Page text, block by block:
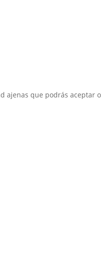
ajenas que podrás aceptar o